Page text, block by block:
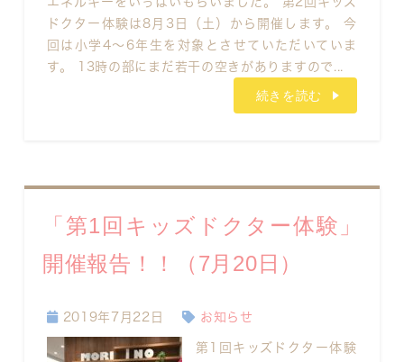
ドクター体験は8月3日（土）から開催します。 今
回は小学4～6年生を対象とさせていただいていま
す。 13時の部にまだ若干の空きがありますので...
続きを読む
「第1回キッズドクター体験」
開催報告！！（7月20日）
2019年7月22日 お知らせ
第1回キッズドクター体験